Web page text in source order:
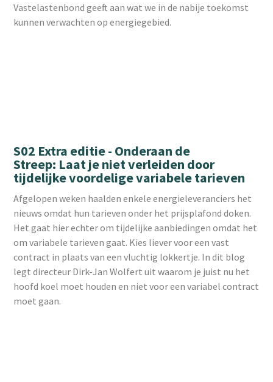
Vastelastenbond geeft aan wat we in de nabije toekomst
kunnen verwachten op energiegebied.
S02 Extra editie - Onderaan de
Streep: Laat je niet verleiden door
tijdelijke voordelige variabele tarieven
Afgelopen weken haalden enkele energieleveranciers het
nieuws omdat hun tarieven onder het prijsplafond doken.
Het gaat hier echter om tijdelijke aanbiedingen omdat het
om variabele tarieven gaat. Kies liever voor een vast
contract in plaats van een vluchtig lokkertje. In dit blog
legt directeur Dirk-Jan Wolfert uit waarom je juist nu het
hoofd koel moet houden en niet voor een variabel contract
moet gaan.